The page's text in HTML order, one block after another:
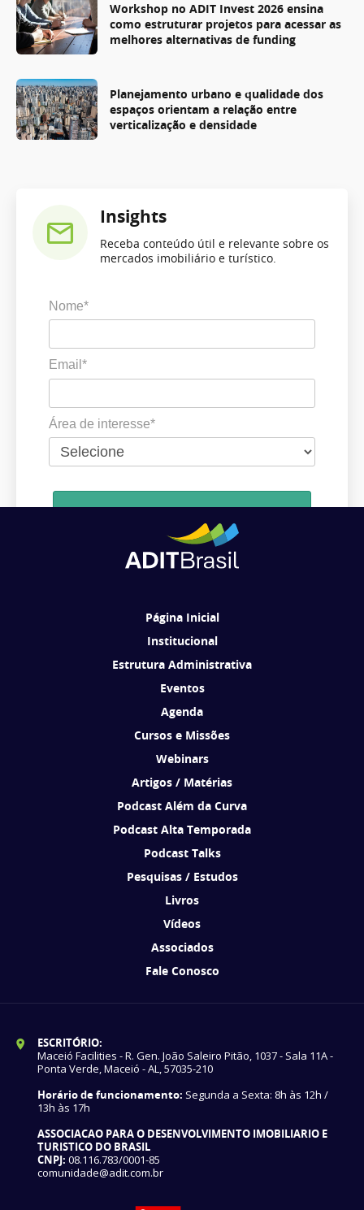
Workshop no ADIT Invest 2026 ensina
como estruturar projetos para acessar as
melhores alternativas de funding
Planejamento urbano e qualidade dos
espaços orientam a relação entre
verticalização e densidade
Insights
Receba conteúdo útil e relevante sobre os
mercados imobiliário e turístico.
Nome*
Email*
Área de interesse*
Ao se cadastrar, você concorda em receber comunicações da ADIT
Página Inicial
Institucional
Estrutura Administrativa
Eventos
Agenda
Cursos e Missões
Webinars
Artigos / Matérias
Podcast Além da Curva
Podcast Alta Temporada
Podcast Talks
Pesquisas / Estudos
Livros
Vídeos
Associados
Fale Conosco
ESCRITÓRIO:
Maceió Facilities - R. Gen. João Saleiro Pitão, 1037 - Sala 11A -
Ponta Verde, Maceió - AL, 57035-210
Horário de funcionamento: Segunda a Sexta: 8h às 12h /
13h às 17h
ASSOCIACAO PARA O DESENVOLVIMENTO IMOBILIARIO E
TURISTICO DO BRASIL
CNPJ: 08.116.783/0001-85
comunidade@adit.com.br